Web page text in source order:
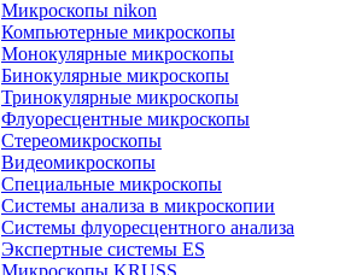
Микроскопы nikon
Компьютерные микроскопы
Монокулярные микроскопы
Бинокулярные микроскопы
Тринокулярные микроскопы
Флуоресцентные микроскопы
Стереомикроскопы
Видеомикроскопы
Специальные микроскопы
Системы анализа в микроскопии
Системы флуоресцентного анализа
Экспертные системы ES
Микроскопы KRUSS